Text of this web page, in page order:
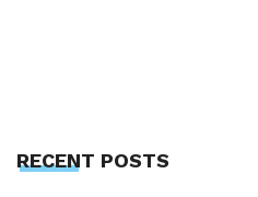
RECENT POSTS